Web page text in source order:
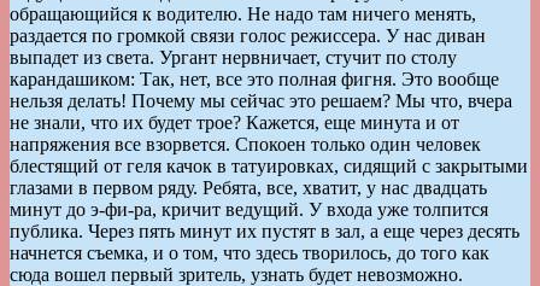
обращающийся к водителю. Не надо там ничего менять,
раздается по громкой связи голос режиссера. У нас диван
выпадет из света. Ургант нервничает, стучит по столу
карандашиком: Так, нет, все это полная фигня. Это вообще
нельзя делать! Почему мы сейчас это решаем? Мы что, вчера
не знали, что их будет трое? Кажется, еще минута и от
напряжения все взорвется. Спокоен только один человек
блестящий от геля качок в татуировках, сидящий с закрытыми
глазами в первом ряду. Ребята, все, хватит, у нас двадцать
минут до э-фи-ра, кричит ведущий. У входа уже толпится
публика. Через пять минут их пустят в зал, а еще через десять
начнется съемка, и о том, что здесь творилось, до того как
сюда вошел первый зритель, узнать будет невозможно.